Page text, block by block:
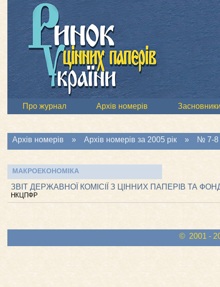
Про журнал Архів номерів
Архів номерів » Архів номерів за 2005 рік » № 7-8
МАКРОЕКОНОМІКА
ЗВІТ ДЕРЖАВНОЇ КОМІСІЇ З ЦІННИХ ПАПЕРІВ ТА
НКЦПФР
© 2001 -